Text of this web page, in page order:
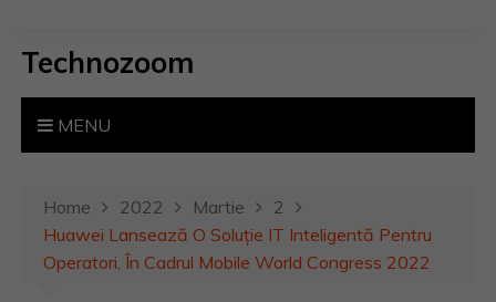
Technozoom
MENU
Home 2022 Martie
2
Huawei Lansează O Soluție IT Inteligentă Pentru
Operatori, În Cadrul Mobile World Congress 2022